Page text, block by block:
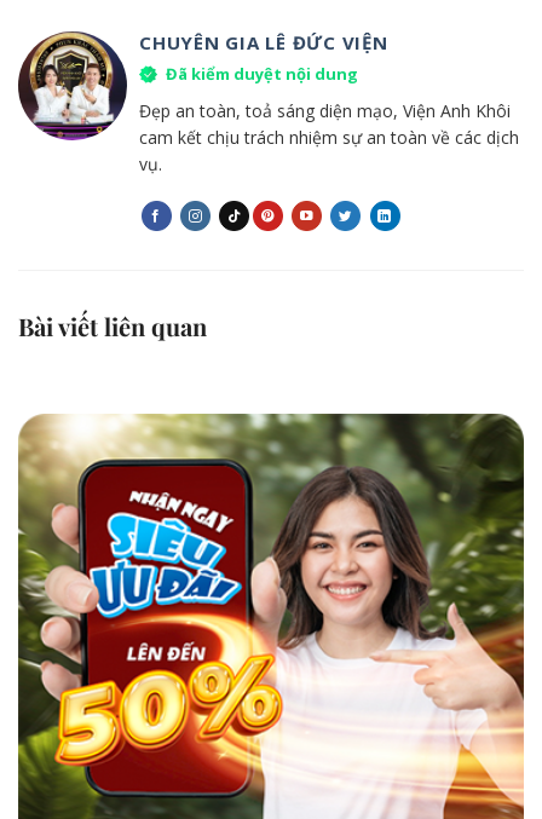
CHUYÊN GIA LÊ ĐỨC VIỆN
Đã kiểm duyệt nội dung
Đẹp an toàn, toả sáng diện mạo, Viện Anh Khôi
cam kết chịu trách nhiệm sự an toàn về các dịch
vụ.
Bài viết liên quan